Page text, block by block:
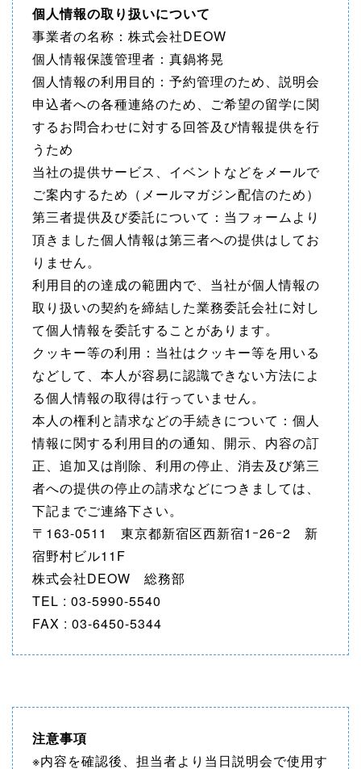
個人情報の取り扱いについて
事業者の名称：株式会社DEOW
個人情報保護管理者：真鍋将晃
個人情報の利用目的：予約管理のため、説明会
申込者への各種連絡のため、ご希望の留学に関
するお問合わせに対する回答及び情報提供を行
うため
当社の提供サービス、イベントなどをメールで
ご案内するため（メールマガジン配信のため）
第三者提供及び委託について：当フォームより
頂きました個人情報は第三者への提供はしてお
りません。
利用目的の達成の範囲内で、当社が個人情報の
取り扱いの契約を締結した業務委託会社に対し
て個人情報を委託することがあります。
クッキー等の利用：当社はクッキー等を用いる
などして、本人が容易に認識できない方法によ
る個人情報の取得は行っていません。
本人の権利と請求などの手続きについて：個人
情報に関する利用目的の通知、開示、内容の訂
正、追加又は削除、利用の停止、消去及び第三
者への提供の停止の請求などにつきましては、
下記までご連絡下さい。
〒163-0511 東京都新宿区西新宿1ｰ26ｰ2 新
宿野村ビル11F
株式会社DEOW 総務部
TEL : 03-5990-5540
FAX : 03-6450-5344
注意事項
※内容を確認後、担当者より当日説明会で使用す